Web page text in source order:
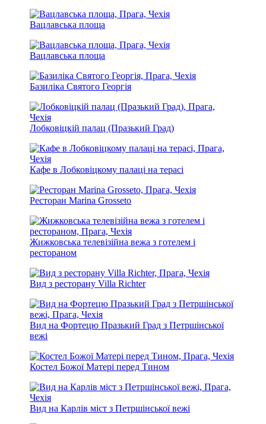
Вацлавська площа
Вацлавська площа
Базиліка Святого Георгія
Лобковіцкій палац (Празький Град)
Кафе в Лобковіцкому палаці на терасі
Ресторан Marina Grosseto
Жижковська телевізійна вежа з готелем і
рестораном
Вид з ресторану Villa Richter
Вид на Фортецю Празький Град з Петршінської
вежі
Костел Божої Матері перед Тином
Вид на Карлів міст з Петршінської вежі